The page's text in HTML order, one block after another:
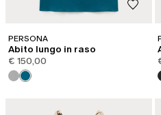
PERSONA
Abito lungo in raso
€ 150,00